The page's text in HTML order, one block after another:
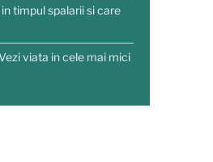
timpul spalarii si care
viata in cele mai mici